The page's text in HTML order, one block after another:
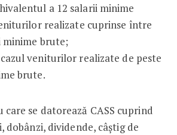
a 12 salarii minime
realizate cuprinse între
minime brute;
cazul veniturilor realizate de peste
brute.
se datorează CASS cuprind
dividende, câștig de